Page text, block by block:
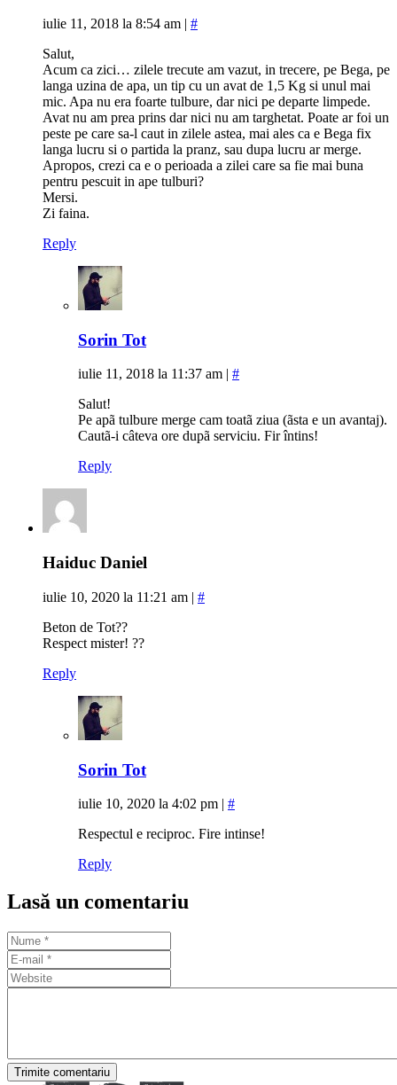
iulie 11, 2018 la 8:54 am | #
Salut,
Acum ca zici… zilele trecute am vazut, in trecere, pe Bega, pe
langa uzina de apa, un tip cu un avat de 1,5 Kg si unul mai
mic. Apa nu era foarte tulbure, dar nici pe departe limpede.
Avat nu am prea prins dar nici nu am targhetat. Poate ar foi un
peste pe care sa-l caut in zilele astea, mai ales ca e Bega fix
langa lucru si o partida la pranz, sau dupa lucru ar merge.
Apropos, crezi ca e o perioada a zilei care sa fie mai buna
pentru pescuit in ape tulburi?
Mersi.
Zi faina.
Reply
Sorin Tot
iulie 11, 2018 la 11:37 am | #
Salut!
Pe apã tulbure merge cam toatã ziua (ãsta e un avantaj).
Cautã-i câteva ore dupã serviciu. Fir întins!
Reply
Haiduc Daniel
iulie 10, 2020 la 11:21 am | #
Beton de Tot??
Respect mister! ??
Reply
Sorin Tot
iulie 10, 2020 la 4:02 pm | #
Respectul e reciproc. Fire intinse!
Reply
Lasă un comentariu
Trimite comentariu